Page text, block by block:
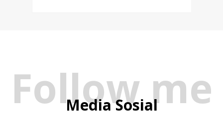
Follow me
Media Sosial